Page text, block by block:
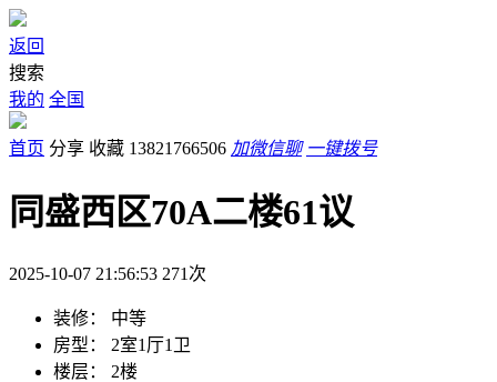
返回
搜索
我的 全国
首页 分享 收藏 13821766506 加微信聊 一键拨号
同盛西区70A二楼61议
2025-10-07 21:56:53 271 次
装修：
中等
房型：
2室1厅1卫
楼层：
2楼